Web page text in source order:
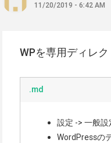
11/20/2019 - 6:42 AM
WPを専用ディレ
.md
設定 -> 一般
WordPressの